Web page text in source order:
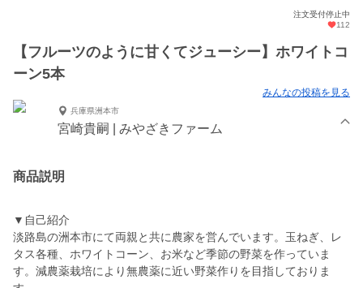
注文受付停止中
112
【フルーツのように甘くてジューシー】ホワイトコ
ーン5本
みんなの投稿を見る
兵庫県洲本市
宮崎貴嗣 | みやざきファーム
商品説明
▼自己紹介
淡路島の洲本市にて両親と共に農家を営んでいます。玉ねぎ、レ
タス各種、ホワイトコーン、お米など季節の野菜を作っていま
す。減農薬栽培により無農薬に近い野菜作りを目指しておりま